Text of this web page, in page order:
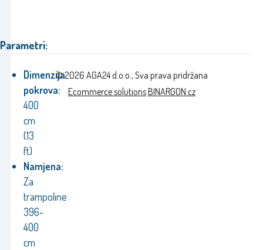
Parametri:
Dimenzija
pokrova:
400
cm
(13
ft)
Namjena:
Za
trampoline
396-
400
cm
© 2026 AGA24 d.o.o., Sva prava pridržana
Ecommerce solutionsBINARGON.cz